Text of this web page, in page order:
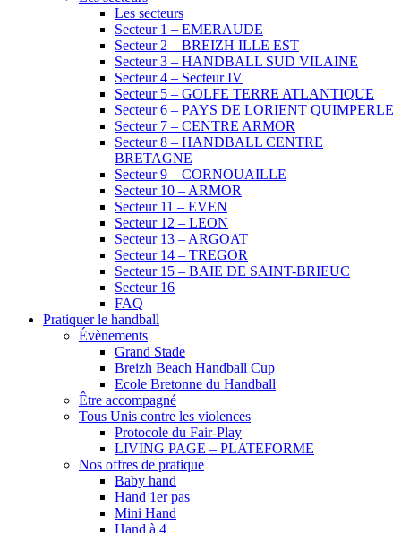
Les secteurs
Secteur 1 – EMERAUDE
Secteur 2 – BREIZH ILLE EST
Secteur 3 – HANDBALL SUD VILAINE
Secteur 4 – Secteur IV
Secteur 5 – GOLFE TERRE ATLANTIQUE
Secteur 6 – PAYS DE LORIENT QUIMPERLE
Secteur 7 – CENTRE ARMOR
Secteur 8 – HANDBALL CENTRE
BRETAGNE
Secteur 9 – CORNOUAILLE
Secteur 10 – ARMOR
Secteur 11 – EVEN
Secteur 12 – LEON
Secteur 13 – ARGOAT
Secteur 14 – TREGOR
Secteur 15 – BAIE DE SAINT-BRIEUC
Secteur 16
FAQ
Pratiquer le handball
Évènements
Grand Stade
Breizh Beach Handball Cup
Ecole Bretonne du Handball
Être accompagné
Tous Unis contre les violences
Protocole du Fair-Play
LIVING PAGE – PLATEFORME
Nos offres de pratique
Baby hand
Hand 1er pas
Mini Hand
Hand à 4